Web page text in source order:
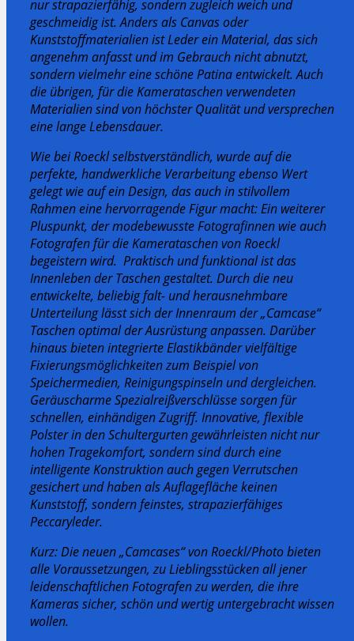
nur strapazierfähig, sondern zugleich weich und
geschmeidig ist. Anders als Canvas oder
Kunststoffmaterialien ist Leder ein Material, das sich
angenehm anfasst und im Gebrauch nicht abnutzt,
sondern vielmehr eine schöne Patina entwickelt. Auch
die übrigen, für die Kamerataschen verwendeten
Materialien sind von höchster Qualität und versprechen
eine lange Lebensdauer.
Wie bei Roeckl selbstverständlich, wurde auf die
perfekte, handwerkliche Verarbeitung ebenso Wert
gelegt wie auf ein Design, das auch in stilvollem
Rahmen eine hervorragende Figur macht: Ein weiterer
Pluspunkt, der modebewusste Fotografinnen wie auch
Fotografen für die Kamerataschen von Roeckl
begeistern wird. Praktisch und funktional ist das
Innenleben der Taschen gestaltet. Durch die neu
entwickelte, beliebig falt- und herausnehmbare
Unterteilung lässt sich der Innenraum der „Camcase“
Taschen optimal der Ausrüstung anpassen. Darüber
hinaus bieten integrierte Elastikbänder vielfältige
Fixierungsmöglichkeiten zum Beispiel von
Speichermedien, Reinigungspinseln und dergleichen.
Geräuscharme Spezialreißverschlüsse sorgen für
schnellen, einhändigen Zugriff. Innovative, flexible
Polster in den Schultergurten gewährleisten nicht nur
hohen Tragekomfort, sondern sind durch eine
intelligente Konstruktion auch gegen Verrutschen
gesichert und haben als Auflagefläche keinen
Kunststoff, sondern feinstes, strapazierfähiges
Peccaryleder.
Kurz: Die neuen „Camcases“ von Roeckl/Photo bieten
alle Voraussetzungen, zu Lieblingsstücken all jener
leidenschaftlichen Fotografen zu werden, die ihre
Kameras sicher, schön und wertig untergebracht wissen
wollen.